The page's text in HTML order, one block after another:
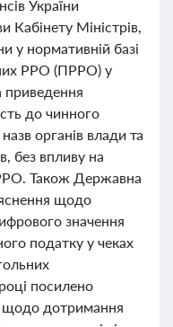
України
Міністрів,
у нормативній базі
РРО (ПРРО) у
приведення
до чинного
органів влади та
без впливу на
Також Державна
щодо
значення
податку у чеках
посилено
дотримання